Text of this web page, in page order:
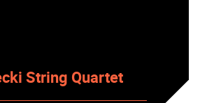
String Quartet